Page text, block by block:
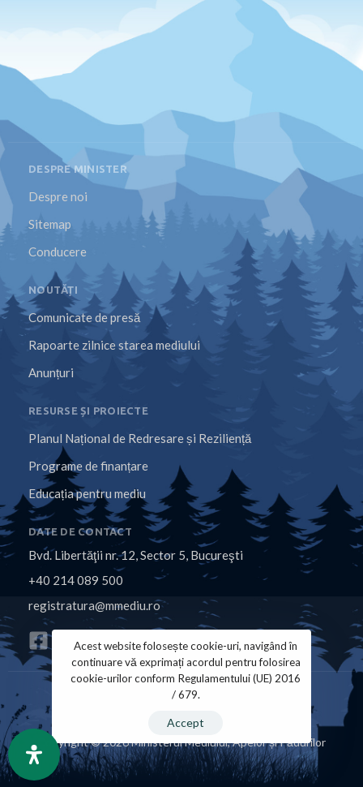
DESPRE MINISTER
Despre noi
Sitemap
Conducere
NOUTĂȚI
Comunicate de presă
Rapoarte zilnice starea mediului
Anunțuri
RESURSE ȘI PROIECTE
Planul Național de Redresare și Reziliență
Programe de finanțare
Educația pentru mediu
DATE DE CONTACT
Bvd. Libertăţii nr. 12, Sector 5, Bucureşti
+40 214 089 500
registratura@mmediu.ro
Copyright © 2026 Ministerul Mediului, Apelor și Pădurilor
Acest website folosește cookie-uri, navigând în
continuare vă exprimați acordul pentru folosirea
cookie-urilor conform Regulamentului (UE) 2016
/ 679.
Accept